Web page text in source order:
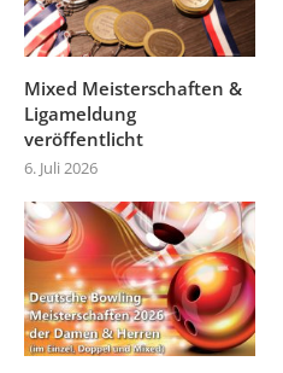
Mixed Meisterschaften &
Ligameldung
veröffentlicht
6. Juli 2026